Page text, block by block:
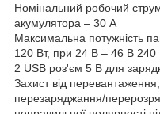
Номінальний робочий
акумулятора – 30 А
Максимальна потужність
120 Вт, при 24 В – 46 В 240
2 USB роз'єм 5 В для
Захист від
перезаряджання/